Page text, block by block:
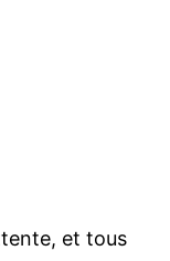
et tous